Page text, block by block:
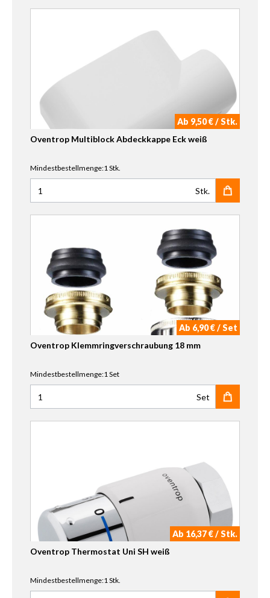
Ab 9,50 € / Stk.
Oventrop Multiblock Abdeckkappe Eck weiß
Mindestbestellmenge:1 Stk.
Anzahl für Oventrop Multiblock Abdeckkappe Eck weiß
Stk.
Ab 6,90 € / Set
Oventrop Klemmringverschraubung 18 mm
Mindestbestellmenge:1 Set
Anzahl für Oventrop Klemmringverschraubung 18 mm
Set
Ab 16,37 € / Stk.
Oventrop Thermostat Uni SH weiß
Mindestbestellmenge:1 Stk.